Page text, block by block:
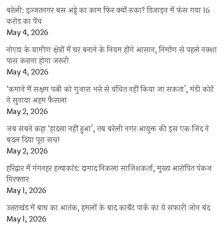
बरेली: इज्जतनगर बस अड्डे का काम फिर क्यों रुका? डिजाइन में फंस गया 16
करोड़ का पेंच
May 4, 2026
नोएडा के ग्रामीण क्षेत्रों में घर बनाने के नियम होंगे आसान, निर्माण से पहले नक्शा
पास कराना होगा जरूरी
May 4, 2026
‘कमाने में सक्षम पत्नी को गुजारा भत्ते से वंचित नहीं किया जा सकता’, मंडी कोर्ट
ने सुनाया अहम फैसला
May 2, 2026
जब सबने कहा ‘हादसा नहीं हुआ’, तब बरेली नगर आयुक्त की इस एक जिद ने
बदल दिया पूरा सच!
May 2, 2026
हरिद्वार में गंगनहर हत्याकांड: दामाद निकला साजिशकर्ता, मुख्य आरोपित पंकज
गिरफ्तार
May 1, 2026
उत्तराखंड में बाघ का आतंक, हमलों के बाद कार्बेट पार्क का ये सफारी जोन बंद
May 1, 2026